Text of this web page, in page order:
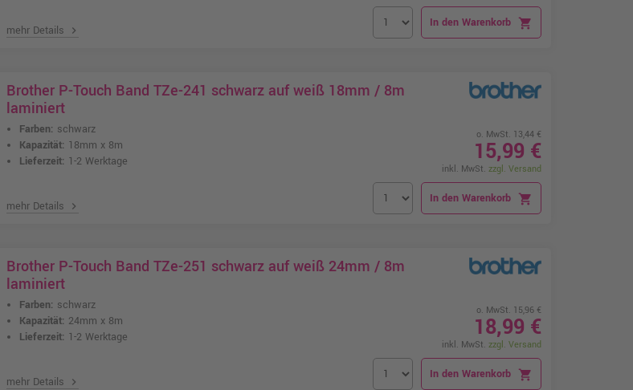
mehr Details chevron_right
In den Warenkorb shopping_cart
Brother P-Touch Band TZe-241 schwarz auf weiß 18mm / 8m
laminiert
Farben: schwarz
Kapazität: 18mm x 8m
Lieferzeit: 1-2 Werktage
mehr Details chevron_right
o. MwSt. 13,44 €
15,99 €
inkl. MwSt. zzgl. Versand
In den Warenkorb shopping_cart
Brother P-Touch Band TZe-251 schwarz auf weiß 24mm / 8m
laminiert
Farben: schwarz
Kapazität: 24mm x 8m
Lieferzeit: 1-2 Werktage
mehr Details chevron_right
o. MwSt. 15,96 €
18,99 €
inkl. MwSt. zzgl. Versand
In den Warenkorb shopping_cart